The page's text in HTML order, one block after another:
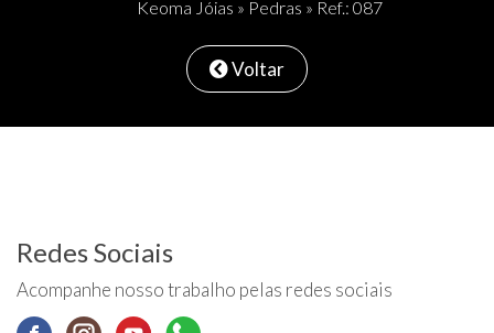
Keoma Jóias » Pedras » Ref.: 087
Voltar
Redes Sociais
Acompanhe nosso trabalho pelas redes sociais